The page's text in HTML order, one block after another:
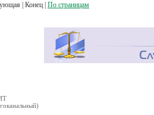
| Конец | По страницам